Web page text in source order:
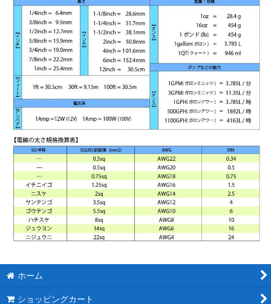
ホーム
ショッピングカート